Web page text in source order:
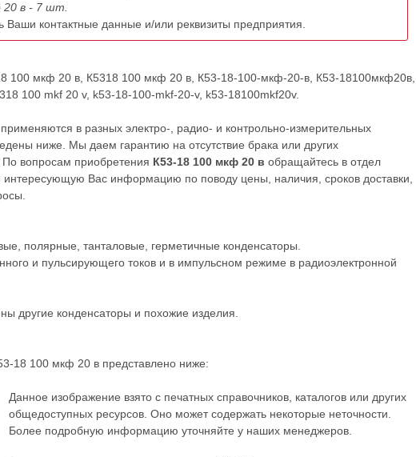
20 в - 7 шт.
Ваши контактные данные и/или реквизиты предприятия.
100 мкф 20 в, К5318 100 мкф 20 в, К53-18-100-мкф-20-в, К53-18100мкф20в,
100 mkf 20 v, k53-18-100-mkf-20-v, k53-18100mkf20v.
в разных электро-, радио- и контрольно-измерительных
ниже. Мы даем гарантию на отсутствие брака или других
По вопросам приобретения К53-18 100 мкф 20 в обращайтесь в отдел
Вас информацию по поводу цены, наличия, сроков доставки,
полярные, танталовые, герметичные конденсаторы.
и пульсирующего токов и в импульсном режиме в радиоэлектронной
другие конденсаторы и похожие изделия.
18 100 мкф 20 в представлено ниже:
Данное изображение взято с печатных справочников, каталогов или других
общедоступных ресурсов. Оно может содержать некоторые неточности.
Более подробную информацию уточняйте у наших менеджеров.